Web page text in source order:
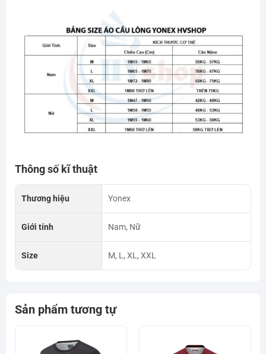
Thông số kĩ thuật
Thương hiệu Yonex
Giới tính Nam, Nữ
Size M, L, XL, XXL
Sản phẩm tương tự